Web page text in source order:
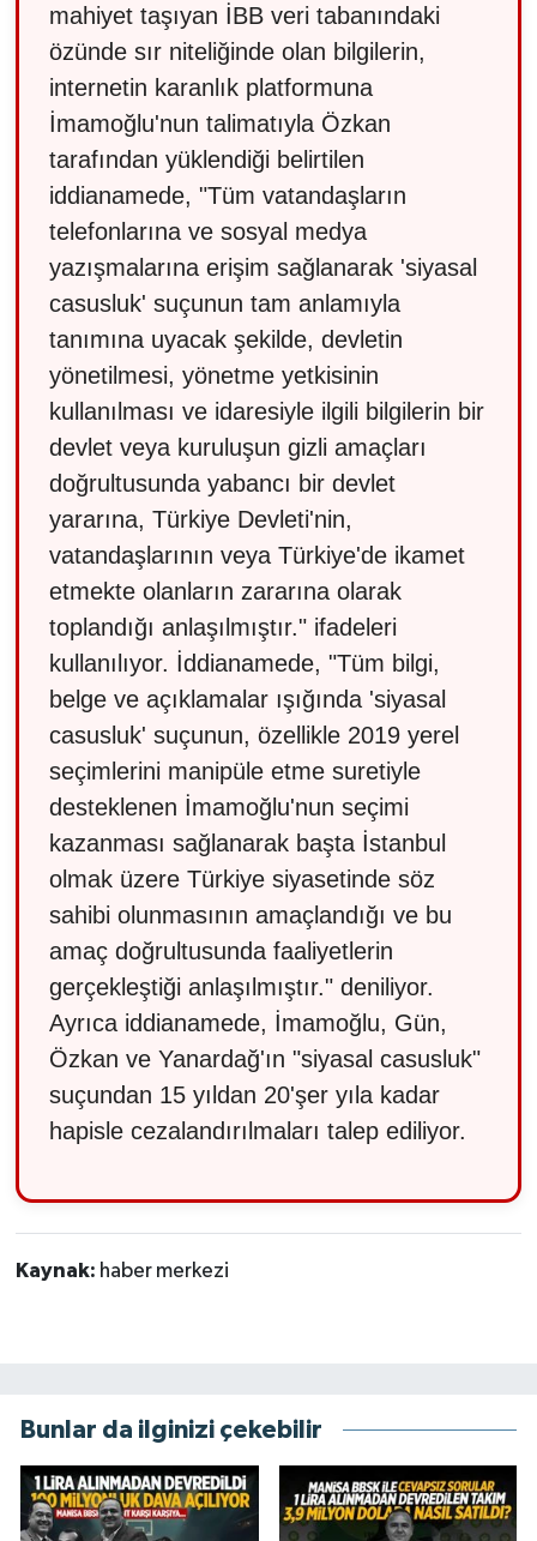
mahiyet taşıyan İBB veri tabanındaki
özünde sır niteliğinde olan bilgilerin,
internetin karanlık platformuna
İmamoğlu'nun talimatıyla Özkan
tarafından yüklendiği belirtilen
iddianamede, "Tüm vatandaşların
telefonlarına ve sosyal medya
yazışmalarına erişim sağlanarak 'siyasal
casusluk' suçunun tam anlamıyla
tanımına uyacak şekilde, devletin
yönetilmesi, yönetme yetkisinin
kullanılması ve idaresiyle ilgili bilgilerin bir
devlet veya kuruluşun gizli amaçları
doğrultusunda yabancı bir devlet
yararına, Türkiye Devleti'nin,
vatandaşlarının veya Türkiye'de ikamet
etmekte olanların zararına olarak
toplandığı anlaşılmıştır." ifadeleri
kullanılıyor. İddianamede, "Tüm bilgi,
belge ve açıklamalar ışığında 'siyasal
casusluk' suçunun, özellikle 2019 yerel
seçimlerini manipüle etme suretiyle
desteklenen İmamoğlu'nun seçimi
kazanması sağlanarak başta İstanbul
olmak üzere Türkiye siyasetinde söz
sahibi olunmasının amaçlandığı ve bu
amaç doğrultusunda faaliyetlerin
gerçekleştiği anlaşılmıştır." deniliyor.
Ayrıca iddianamede, İmamoğlu, Gün,
Özkan ve Yanardağ'ın "siyasal casusluk"
suçundan 15 yıldan 20'şer yıla kadar
hapisle cezalandırılmaları talep ediliyor.
Kaynak: haber merkezi
Bunlar da ilginizi çekebilir